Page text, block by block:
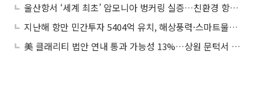
울산항서 ‘세계 최초’ 암모니아 벙커링 실증…친환경 항만 전환 신호탄
지난해 항만 민간투자 5404억 유치, 해상풍력·스마트물류 중심 구조 전환
美 클래리티 법안 연내 통과 가능성 13%…상원 문턱서 제동